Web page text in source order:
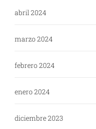
abril 2024
marzo 2024
febrero 2024
enero 2024
diciembre 2023